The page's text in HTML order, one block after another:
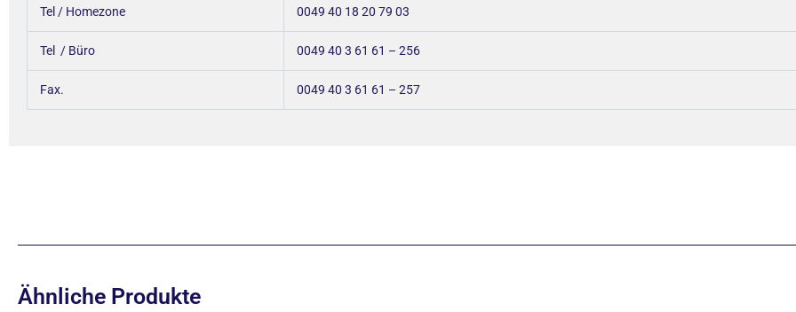
Tel / Homezone 0049 40 18 20 79 03
Tel / Büro 0049 40 3 61 61 – 256
Fax. 0049 40 3 61 61 – 257
Ähnliche Produkte